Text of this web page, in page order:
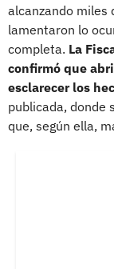
alcanzando miles
lamentaron lo
completa. La
confirmó que
esclarecer los
publicada, donde
que, según ella,